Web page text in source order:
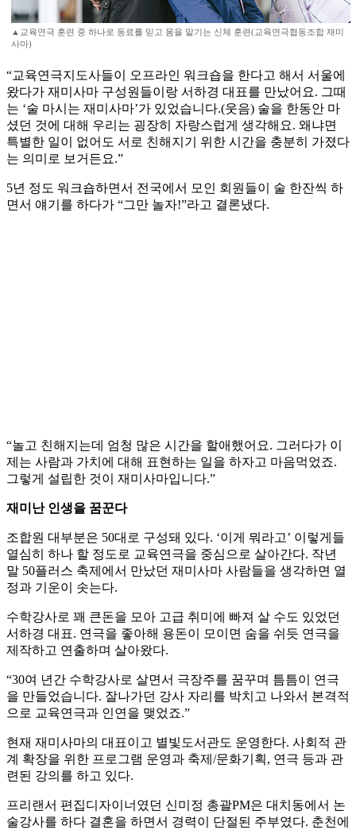
▲교육연극 훈련 중 하나로 동료를 믿고 몸을 맡기는 신체 훈련(교육연극협동조합 재미
사마)
“교육연극지도사들이 오프라인 워크숍을 한다고 해서 서울에
왔다가 재미사마 구성원들이랑 서하경 대표를 만났어요. 그때
는 ‘술 마시는 재미사마’가 있었습니다.(웃음) 술을 한동안 마
셨던 것에 대해 우리는 굉장히 자랑스럽게 생각해요. 왜냐면
특별한 일이 없어도 서로 친해지기 위한 시간을 충분히 가졌다
는 의미로 보거든요.”
5년 정도 워크숍하면서 전국에서 모인 회원들이 술 한잔씩 하
면서 얘기를 하다가 “그만 놀자!”라고 결론냈다.
“놀고 친해지는데 엄청 많은 시간을 할애했어요. 그러다가 이
제는 사람과 가치에 대해 표현하는 일을 하자고 마음먹었죠.
그렇게 설립한 것이 재미사마입니다.”
재미난 인생을 꿈꾼다
조합원 대부분은 50대로 구성돼 있다. ‘이게 뭐라고’ 이렇게들
열심히 하나 할 정도로 교육연극을 중심으로 살아간다. 작년
말 50플러스 축제에서 만났던 재미사마 사람들을 생각하면 열
정과 기운이 솟는다.
수학강사로 꽤 큰돈을 모아 고급 취미에 빠져 살 수도 있었던
서하경 대표. 연극을 좋아해 용돈이 모이면 숨을 쉬듯 연극을
제작하고 연출하며 살아왔다.
“30여 년간 수학강사로 살면서 극장주를 꿈꾸며 틈틈이 연극
을 만들었습니다. 잘나가던 강사 자리를 박치고 나와서 본격적
으로 교육연극과 인연을 맺었죠.”
현재 재미사마의 대표이고 별빛도서관도 운영한다. 사회적 관
계 확장을 위한 프로그램 운영과 축제/문화기획, 연극 등과 관
련된 강의를 하고 있다.
프리랜서 편집디자이너였던 신미정 총괄PM은 대치동에서 논
술강사를 하다 결혼을 하면서 경력이 단절된 주부였다. 춘천에